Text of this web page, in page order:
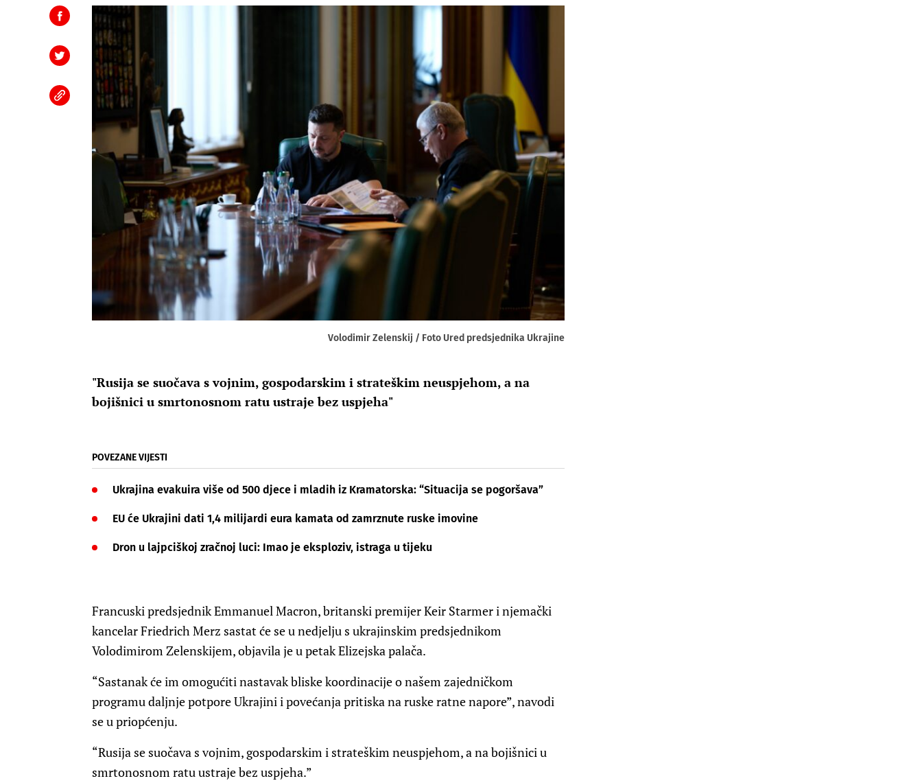
Volodimir Zelenskij / Foto Ured predsjednika Ukrajine
"Rusija se suočava s vojnim, gospodarskim i strateškim neuspjehom, a na
bojišnici u smrtonosnom ratu ustraje bez uspjeha"
POVEZANE VIJESTI
Ukrajina evakuira više od 500 djece i mladih iz Kramatorska: “Situacija se pogoršava”
EU će Ukrajini dati 1,4 milijardi eura kamata od zamrznute ruske imovine
Dron u lajpciškoj zračnoj luci: Imao je eksploziv, istraga u tijeku
Francuski predsjednik Emmanuel Macron, britanski premijer Keir Starmer i njemački
kancelar Friedrich Merz sastat će se u nedjelju s ukrajinskim predsjednikom
Volodimirom Zelenskijem, objavila je u petak Elizejska palača.
“Sastanak će im omogućiti nastavak bliske koordinacije o našem zajedničkom
programu daljnje potpore Ukrajini i povećanja pritiska na ruske ratne napore”, navodi
se u priopćenju.
“Rusija se suočava s vojnim, gospodarskim i strateškim neuspjehom, a na bojišnici u
smrtonosnom ratu ustraje bez uspjeha.”